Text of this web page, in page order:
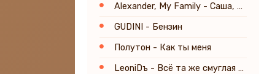
Alexander, My Family - Саша, ты моя любовь
GUDINI - Бензин
Полутон - Как ты меня
LeoniDъ - Всё та же смуглая луна